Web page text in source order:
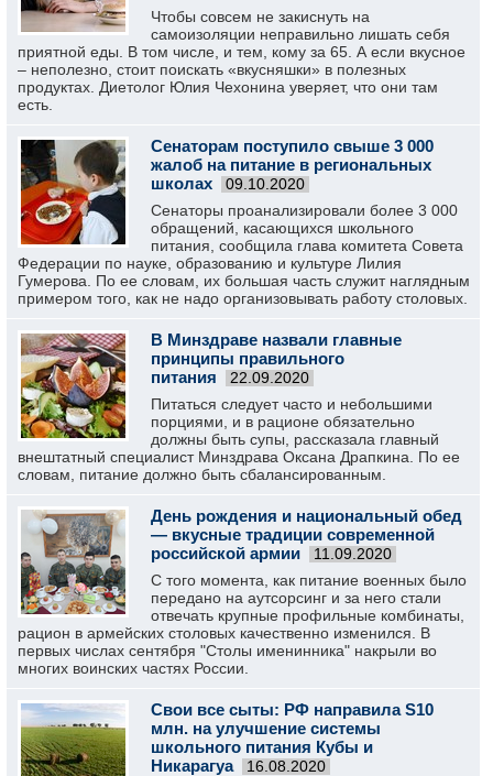
Чтобы совсем не закиснуть на
самоизоляции неправильно лишать себя
приятной еды. В том числе, и тем, кому за 65. А если вкусное
– неполезно, стоит поискать «вкусняшки» в полезных
продуктах. Диетолог Юлия Чехонина уверяет, что они там
есть.
Сенаторам поступило свыше 3 000
жалоб на питание в региональных
школах
09.10.2020
Сенаторы проанализировали более 3 000
обращений, касающихся школьного
питания, сообщила глава комитета Совета
Федерации по науке, образованию и культуре Лилия
Гумерова. По ее словам, их большая часть служит наглядным
примером того, как не надо организовывать работу столовых.
В Минздраве назвали главные
принципы правильного
питания
22.09.2020
Питаться следует часто и небольшими
порциями, и в рационе обязательно
должны быть супы, рассказала главный
внештатный специалист Минздрава Оксана Драпкина. По ее
словам, питание должно быть сбалансированным.
День рождения и национальный обед
— вкусные традиции современной
российской армии
11.09.2020
С того момента, как питание военных было
передано на аутсорсинг и за него стали
отвечать крупные профильные комбинаты,
рацион в армейских столовых качественно изменился. В
первых числах сентября "Столы именинника" накрыли во
многих воинских частях России.
Свои все сыты: РФ направила S10
млн. на улучшение системы
школьного питания Кубы и
Никарагуа
16.08.2020